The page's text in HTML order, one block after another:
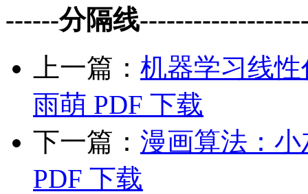
------分隔线
上一篇： 机器学习线
雨萌 PDF 下载
下一篇： 漫画算法：
PDF 下载